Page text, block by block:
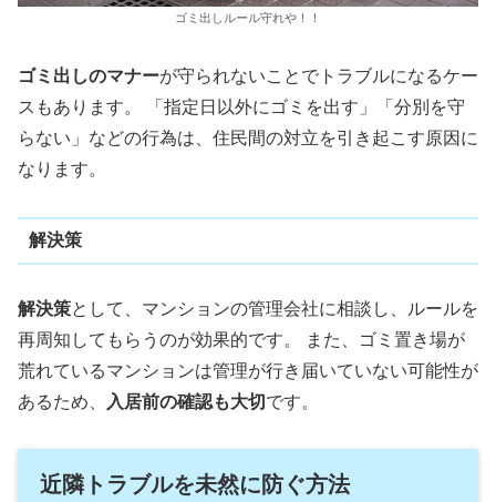
ゴミ出しルール守れや！！
ゴミ出しのマナーが守られないことでトラブルになるケー
スもあります。 「指定日以外にゴミを出す」「分別を守
らない」などの行為は、住民間の対立を引き起こす原因に
なります。
解決策
解決策として、マンションの管理会社に相談し、ルールを
再周知してもらうのが効果的です。 また、ゴミ置き場が
荒れているマンションは管理が行き届いていない可能性が
あるため、
入居前の確認も大切 です。
近隣トラブルを未然に防ぐ方法